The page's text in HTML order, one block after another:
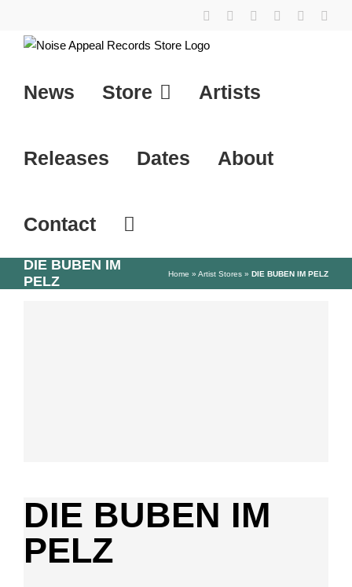
content
YouTubeInstagramFacebook
Tiktok
News Store Artists
Releases Dates About
Contact
DIE BUBEN IM
PELZ
Home » Artist Stores » DIE BUBEN IM PELZ
DIE BUBEN IM
PELZ